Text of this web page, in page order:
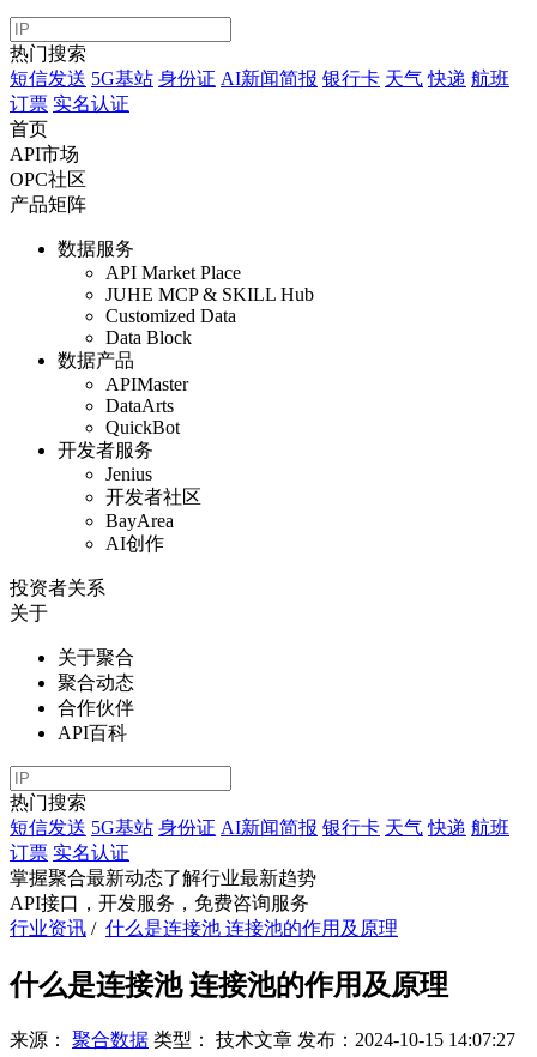
热门搜索
短信发送 5G基站 身份证 AI新闻简报 银行卡 天气 快递 航班
订票 实名认证
首页
API市场
OPC社区
产品矩阵
数据服务
API Market Place
JUHE MCP & SKILL Hub
Customized Data
Data Block
数据产品
APIMaster
DataArts
QuickBot
开发者服务
Jenius
开发者社区
BayArea
AI创作
投资者关系
关于
关于聚合
聚合动态
合作伙伴
API百科
热门搜索
短信发送 5G基站 身份证 AI新闻简报 银行卡 天气 快递 航班
订票 实名认证
掌握聚合最新动态了解行业最新趋势
API接口，开发服务，免费咨询服务
行业资讯 / 什么是连接池 连接池的作用及原理
什么是连接池 连接池的作用及原理
来源： 聚合数据 类型： 技术文章 发布： 2024-10-15 14:07:27